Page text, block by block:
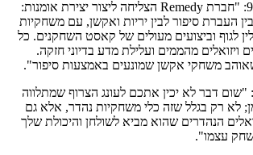
, ציון 95: "חברת Remedy הצליחה ליצור יצירת אומנות:
העברת סיפור לבין יריות ואקשן, עם משחקיות
לגוף וביצועים מעולים של קאסט השחקנים. כל
מהממים ועלילת מדע בדיוני חזקה.
משחקי אקשן שמונעים באמצעות סיפור".
, ציון 90: "שום דבר לא יכין אתכם לעונג הצרוף שמתלווה
לא רק בגלל שזה כלי משחקיות נהדר, אלא גם
הנהדרים שהוא מביא לשולחן והיכולת שלך
עצמו".